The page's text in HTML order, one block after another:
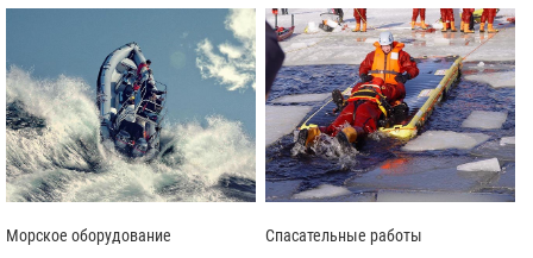
Морское оборудование
Спасательные работы